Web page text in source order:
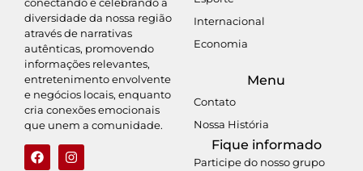
diversidade da nossa região
através de narrativas
autênticas, promovendo
informações relevantes,
entretenimento envolvente
e negócios locais, enquanto
cria conexões emocionais
que unem a comunidade.
Internacional
Economia
Menu
Contato
Nossa História
Fique informado
Participe do nosso grupo